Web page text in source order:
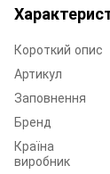
Короткий опис
Артикул
Заповнення
Бренд
Країна
виробник